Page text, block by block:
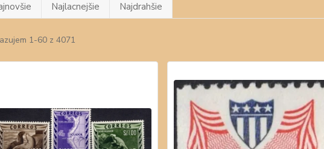
Najlacnejšie Najdrahšie
1-60 z 4071